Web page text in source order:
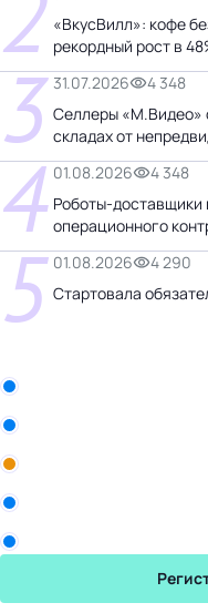
«ВкусВилл»: кофе
рекордный рост в
3 31.07.2026
4 348
Селлеры «М.Видео»
складах от
4 01.08.2026
4 348
Роботы-доставщики
операционного
5 01.08.2026
4 290
Стартовала